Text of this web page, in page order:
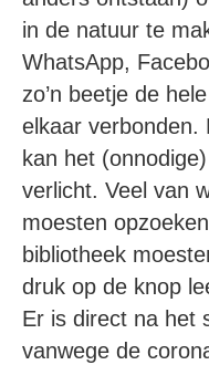
in de natuur te
WhatsApp,
zo’n beetje de
elkaar verbonden.
kan het
verlicht. Veel van
moesten
bibliotheek
druk op de knop
Er is direct na het
vanwege de